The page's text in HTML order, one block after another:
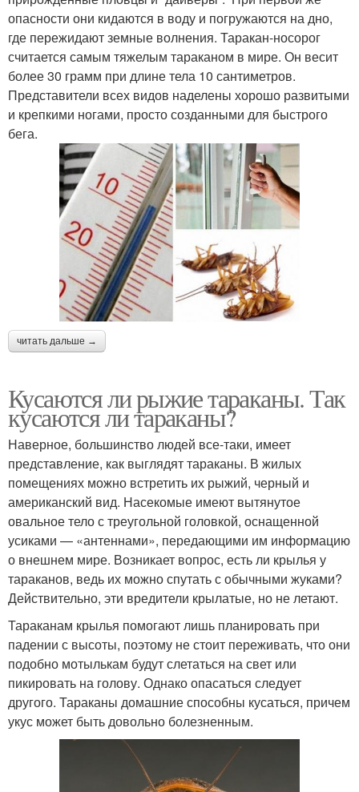
опасности они кидаются в воду и погружаются на дно,
где пережидают земные волнения. Таракан-носорог
считается самым тяжелым тараканом в мире. Он весит
более 30 грамм при длине тела 10 сантиметров.
Представители всех видов наделены хорошо развитыми
и крепкими ногами, просто созданными для быстрого
бега.
читать дальше →
Кусаются ли рыжие тараканы. Так
кусаются ли тараканы?
Наверное, большинство людей все-таки, имеет
представление, как выглядят тараканы. В жилых
помещениях можно встретить их рыжий, черный и
американский вид. Насекомые имеют вытянутое
овальное тело с треугольной головкой, оснащенной
усиками — «антеннами», передающими им информацию
о внешнем мире. Возникает вопрос, есть ли крылья у
тараканов, ведь их можно спутать с обычными жуками?
Действительно, эти вредители крылатые, но не летают.
Тараканам крылья помогают лишь планировать при
падении с высоты, поэтому не стоит переживать, что они
подобно мотылькам будут слетаться на свет или
пикировать на голову. Однако опасаться следует
другого. Тараканы домашние способны кусаться, причем
укус может быть довольно болезненным.